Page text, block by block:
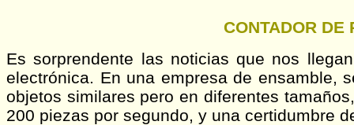
CONTADOR DE
Es sorprendente las noticias que nos
electrónica. En una empresa de ensamble,
objetos similares pero en diferentes
200 piezas por segundo, y una certidumbre